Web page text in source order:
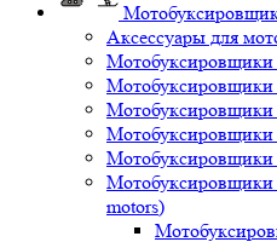
Аксессуары для
Мотобуксировщики
motors)